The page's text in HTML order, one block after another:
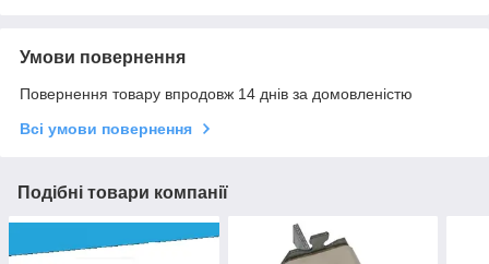
Умови повернення
Повернення товару впродовж 14 днів за домовленістю
Всі умови повернення
Подібні товари компанії